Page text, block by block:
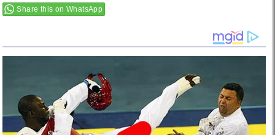
Share this on WhatsApp